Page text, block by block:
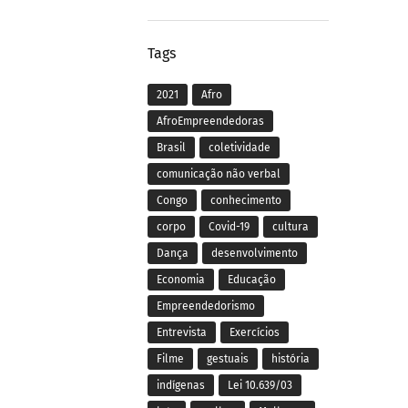
Tags
2021 Afro
AfroEmpreendedoras
Brasil coletividade
comunicação não verbal
Congo conhecimento
corpo Covid-19 cultura
Dança desenvolvimento
Economia Educação
Empreendedorismo
Entrevista Exercícios
Filme gestuais história
indígenas Lei 10.639/03